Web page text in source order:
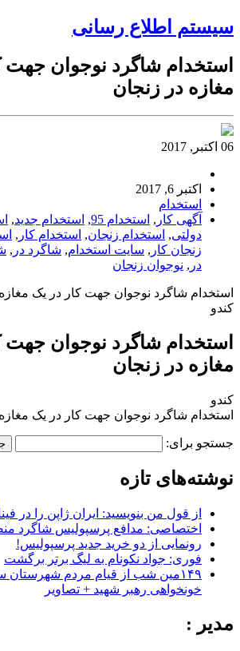
سیستم اطلاع رسانی
استخدام شاگرد نوجوان جهت
مغازه در زنجان
06 اکتبر, 2017
اکتبر 6, 2017
استخدام
آگهی کار , استخدام 95 , استخدام جدید,
دولتی, استخدام زنجان, استخدام کار ,
زنجان کار , سایت استخدام, شاگرد در ,
در , نوجوان زنجان
استخدام شاگرد نوجوان جهت کار در یک
کندو
استخدام شاگرد نوجوان جهت
مغازه در زنجان
کندو
استخدام شاگرد نوجوان جهت کار در یک
جستجو برای:
نوشته‌های تازه
از قول من بنویسید: ایران ژاپن را در
اختصاصی: مدافع پرسپولیس شاگرد
رونمایی از دو خرید جدید پرسپولیس!
فوری: جواد نکونام به لیگ برتر برگشت
۱۴۹مین شب از قیام مردم
خونخواهی رهبر شهید + تصاویر
مدیر :